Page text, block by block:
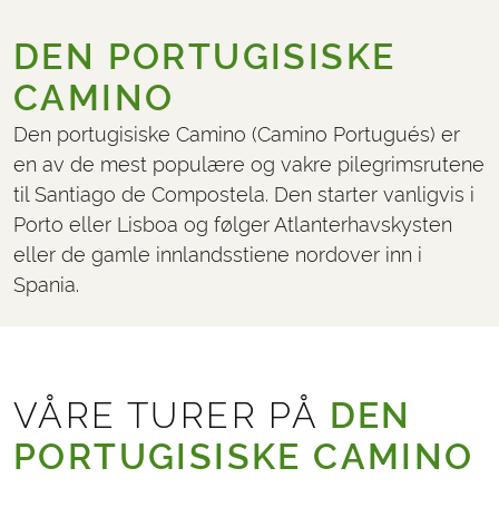
DEN PORTUGISISKE
CAMINO
Den portugisiske Camino (Camino Portugués) er
en av de mest populære og vakre pilegrimsrutene
til Santiago de Compostela. Den starter vanligvis i
Porto eller Lisboa og følger Atlanterhavskysten
eller de gamle innlandsstiene nordover inn i
Spania.
VÅRE TURER PÅ DEN
PORTUGISISKE CAMINO